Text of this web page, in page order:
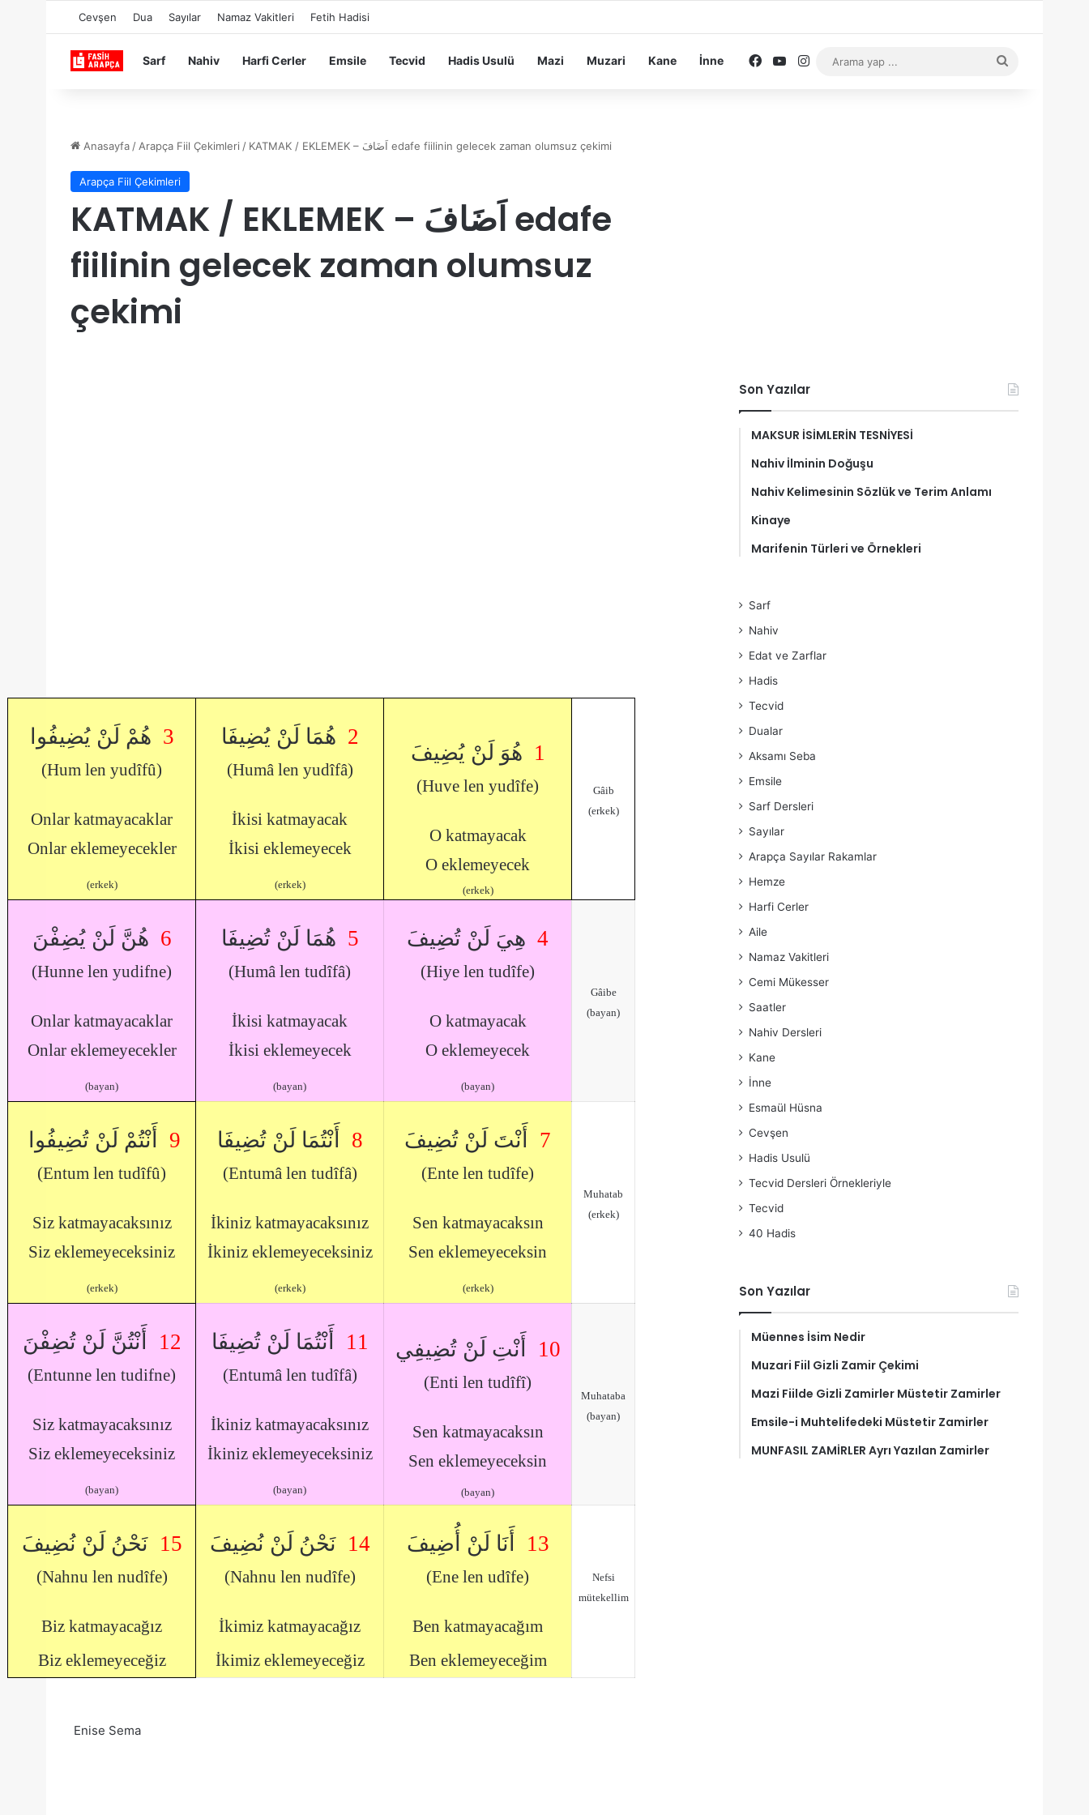
Cevşen Dua Sayılar Namaz Vakitleri Fetih Hadisi
Sarf Nahiv Harfi Cerler Emsile Tecvid Hadis Usulü Mazi Muzari Kane İnne Facebook
YouTube
Instagram
Anasayfa / Arapça Fiil Çekimleri / KATMAK / EKLEMEK – اَضَافَ edafe fiilinin gelecek zaman olumsuz çekimi
Arapça Fiil Çekimleri
KATMAK / EKLEMEK – اَضَافَ edafe
fiilinin gelecek zaman olumsuz
çekimi
هُمْ لَنْ يُضِيفُوا 3
(Hum len yudîfû)
Onlar katmayacaklar
Onlar eklemeyecekler
(erkek)
هُمَا لَنْ يُضِيفَا 2
(Humâ len yudîfâ)
İkisi katmayacak
İkisi eklemeyecek
(erkek)
هُوَ لَنْ يُضِيفَ 1
(Huve len yudîfe)
O katmayacak
O eklemeyecek
(erkek)
Gâib
(erkek)
هُنَّ لَنْ يُضِفْنَ 6
(Hunne len yudifne)
Onlar katmayacaklar
Onlar eklemeyecekler
(bayan)
هُمَا لَنْ تُضِيفَا 5
(Humâ len tudîfâ)
İkisi katmayacak
İkisi eklemeyecek
(bayan)
هِيَ لَنْ تُضِيفَ 4
(Hiye len tudîfe)
O katmayacak
O eklemeyecek
(bayan)
Gâibe
(bayan)
أَنْتُمْ لَنْ تُضِيفُوا 9
(Entum len tudîfû)
Siz katmayacaksınız
Siz eklemeyeceksiniz
(erkek)
أَنْتُمَا لَنْ تُضِيفَا 8
(Entumâ len tudîfâ)
İkiniz katmayacaksınız
İkiniz eklemeyeceksiniz
(erkek)
أَنْتَ لَنْ تُضِيفَ 7
(Ente len tudîfe)
Sen katmayacaksın
Sen eklemeyeceksin
(erkek)
Muhatab
(erkek)
أَنْتُنَّ لَنْ تُضِفْنَ 12
(Entunne len tudifne)
Siz katmayacaksınız
Siz eklemeyeceksiniz
(bayan)
أَنْتُمَا لَنْ تُضِيفَا 11
(Entumâ len tudîfâ)
İkiniz katmayacaksınız
İkiniz eklemeyeceksiniz
(bayan)
أَنْتِ لَنْ تُضِيفِي 10
(Enti len tudîfî)
Sen katmayacaksın
Sen eklemeyeceksin
(bayan)
Muhataba
(bayan)
نَحْنُ لَنْ نُضِيفَ 15
(Nahnu len nudîfe)
Biz katmayacağız
Biz eklemeyeceğiz
نَحْنُ لَنْ نُضِيفَ 14
(Nahnu len nudîfe)
İkimiz katmayacağız
İkimiz eklemeyeceğiz
أَنَا لَنْ أُضِيفَ 13
(Ene len udîfe)
Ben katmayacağım
Ben eklemeyeceğim
Nefsi
mütekellim
Enise Sema
Son Yazılar
MAKSUR İSİMLERİN TESNİYESİ
Nahiv İlminin Doğuşu
Nahiv Kelimesinin Sözlük ve Terim Anlamı
Kinaye
Marifenin Türleri ve Örnekleri
Sarf
Nahiv
Edat ve Zarflar
Hadis
Tecvid
Dualar
Aksamı Seba
Emsile
Sarf Dersleri
Sayılar
Arapça Sayılar Rakamlar
Hemze
Harfi Cerler
Aile
Namaz Vakitleri
Cemi Mükesser
Saatler
Nahiv Dersleri
Kane
İnne
Esmaül Hüsna
Cevşen
Hadis Usulü
Tecvid Dersleri Örnekleriyle
Tecvid
40 Hadis
Son Yazılar
Müennes İsim Nedir
Muzari Fiil Gizli Zamir Çekimi
Mazi Fiilde Gizli Zamirler Müstetir Zamirler
Emsile-i Muhtelifedeki Müstetir Zamirler
MUNFASIL ZAMİRLER Ayrı Yazılan Zamirler